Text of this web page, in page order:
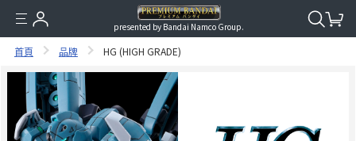
presented by Bandai Namco Group.
首頁 品牌 HG (HIGH GRADE)